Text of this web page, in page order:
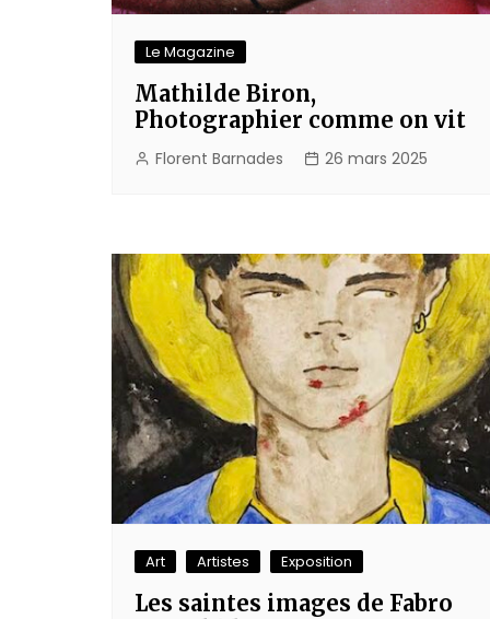
Le Magazine
Mathilde Biron,
Photographier comme on vit
Florent Barnades 26 mars 2025
Art Artistes Exposition
Les saintes images de Fabro